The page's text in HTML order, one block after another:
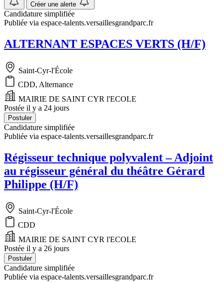
Créer une alerte
Candidature simplifiée
Publiée via espace-talents.versaillesgrandparc.fr
ALTERNANT ESPACES VERTS (H/F)
Saint-Cyr-l'École
CDD, Alternance
MAIRIE DE SAINT CYR l'ECOLE
Postée il y a 24 jours
Postuler
Candidature simplifiée
Publiée via espace-talents.versaillesgrandparc.fr
Régisseur technique polyvalent – Adjoint
au régisseur général du théâtre Gérard
Philippe (H/F)
Saint-Cyr-l'École
CDD
MAIRIE DE SAINT CYR l'ECOLE
Postée il y a 26 jours
Postuler
Candidature simplifiée
Publiée via espace-talents.versaillesgrandparc.fr